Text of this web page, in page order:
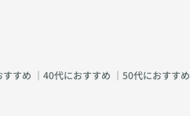
すめ ｜ 40代におすすめ ｜ 50代におすすめ